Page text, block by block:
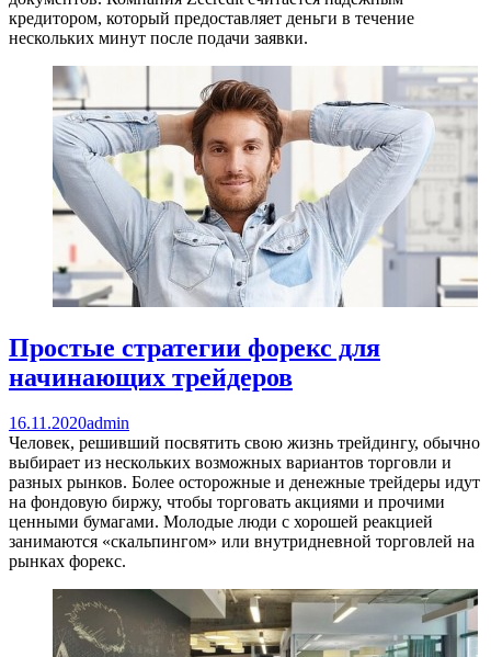
кредитором, который предоставляет деньги в течение
нескольких минут после подачи заявки.
Простые стратегии форекс для
начинающих трейдеров
16.11.2020admin
Человек, решивший посвятить свою жизнь трейдингу, обычно
выбирает из нескольких возможных вариантов торговли и
разных рынков. Более осторожные и денежные трейдеры идут
на фондовую биржу, чтобы торговать акциями и прочими
ценными бумагами. Молодые люди с хорошей реакцией
занимаются «скальпингом» или внутридневной торговлей на
рынках форекс.